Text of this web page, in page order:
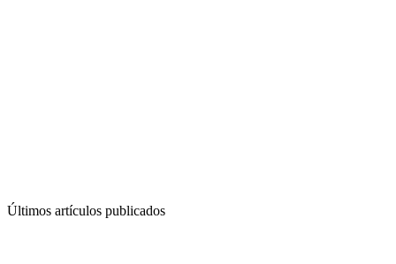
Últimos artículos publicados